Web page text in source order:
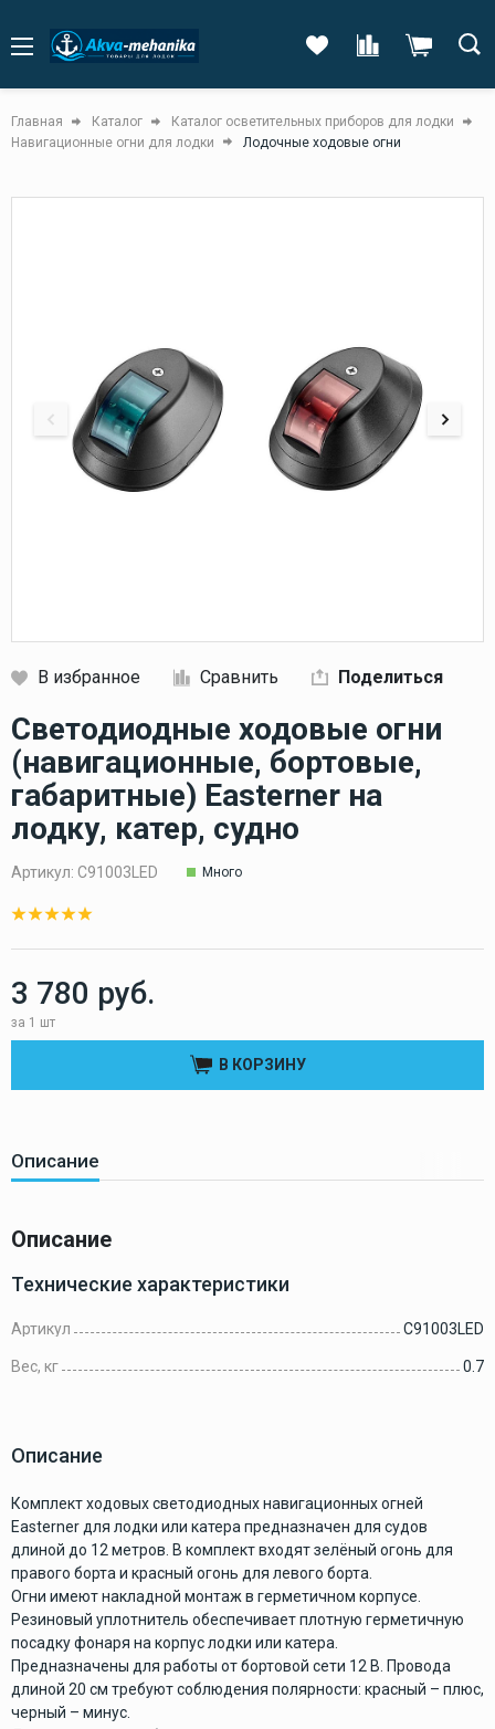
Главная Каталог
Каталог осветительных приборов для лодки
Навигационные огни для лодки
Лодочные ходовые огни
В избранное Сравнить Поделиться
Светодиодные ходовые огни
(навигационные, бортовые,
габаритные) Easterner на
лодку, катер, судно
Артикул: C91003LED Много
3 780 руб.
за 1 шт
В КОРЗИНУ
Описание
Описание
Технические характеристики
Артикул C91003LED
Вес, кг 0.7
Описание
Комплект ходовых светодиодных навигационных огней
Easterner для лодки или катера предназначен для судов
длиной до 12 метров. В комплект входят зелёный огонь для
правого борта и красный огонь для левого борта.
Огни имеют накладной монтаж в герметичном корпусе.
Резиновый уплотнитель обеспечивает плотную герметичную
посадку фонаря на корпус лодки или катера.
Предназначены для работы от бортовой сети 12 В. Провода
длиной 20 см требуют соблюдения полярности: красный – плюс,
черный – минус.